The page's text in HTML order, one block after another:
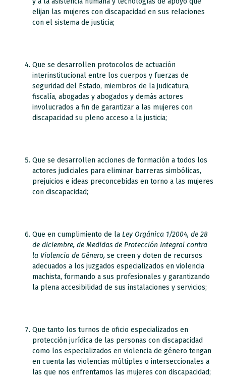
elijan las mujeres con discapacidad en sus relaciones
con el sistema de justicia;
Que se desarrollen protocolos de actuación
interinstitucional entre los cuerpos y fuerzas de
seguridad del Estado, miembros de la judicatura,
fiscalía, abogadas y abogados y demás actores
involucrados a fin de garantizar a las mujeres con
discapacidad su pleno acceso a la justicia;
Que se desarrollen acciones de formación a todos los
actores judiciales para eliminar barreras simbólicas,
prejuicios e ideas preconcebidas en torno a las mujeres
con discapacidad;
Que en cumplimiento de la Ley Orgánica 1/2004, de 28
de diciembre, de Medidas de Protección Integral contra
la Violencia de Género, se creen y doten de recursos
adecuados a los juzgados especializados en violencia
machista, formando a sus profesionales y garantizando
la plena accesibilidad de sus instalaciones y servicios;
Que tanto los turnos de oficio especializados en
protección jurídica de las personas con discapacidad
como los especializados en violencia de género tengan
en cuenta las violencias múltiples o interseccionales a
las que nos enfrentamos las mujeres con discapacidad;